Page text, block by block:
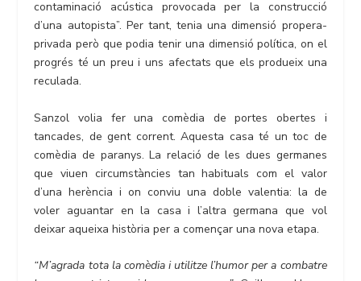
contaminació acústica provocada per la construcció
d’una autopista”. Per tant, tenia una dimensió propera-
privada però que podia tenir una dimensió política, on el
progrés té un preu i uns afectats que els produeix una
reculada.
Sanzol volia fer una comèdia de portes obertes i
tancades, de gent corrent. Aquesta casa té un toc de
comèdia de paranys. La relació de les dues germanes
que viuen circumstàncies tan habituals com el valor
d’una herència i on conviu una doble valentia: la de
voler aguantar en la casa i l’altra germana que vol
deixar aqueixa història per a començar una nova etapa.
“M’agrada tota la comèdia i utilitze l’humor per a combatre